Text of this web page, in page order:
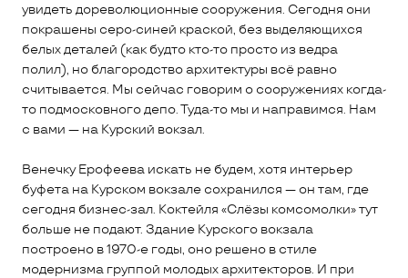
увидеть дореволюционные сооружения. Сегодня они
покрашены серо-синей краской, без выделяющихся
белых деталей (как будто кто-то просто из ведра
полил), но благородство архитектуры всё равно
считывается. Мы сейчас говорим о сооружениях когда-
то подмосковного депо. Туда-то мы и направимся. Нам
с вами — на Курский вокзал.
Венечку Ерофеева искать не будем, хотя интерьер
буфета на Курском вокзале сохранился — он там, где
сегодня бизнес-зал. Коктейля «Слёзы комсомолки» тут
больше не подают. Здание Курского вокзала
построено в 1970-е годы, оно решено в стиле
модернизма группой молодых архитекторов. И при